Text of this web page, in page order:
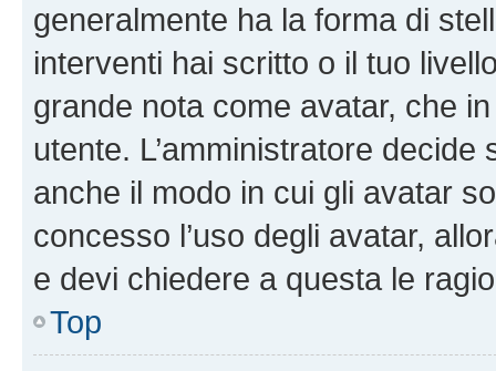
generalmente ha la forma di
interventi hai scritto o il tuo
grande nota come avatar, che
utente. L’amministratore
anche il modo in cui gli avatar
concesso l’uso degli avatar,
e devi chiedere a questa le
Top